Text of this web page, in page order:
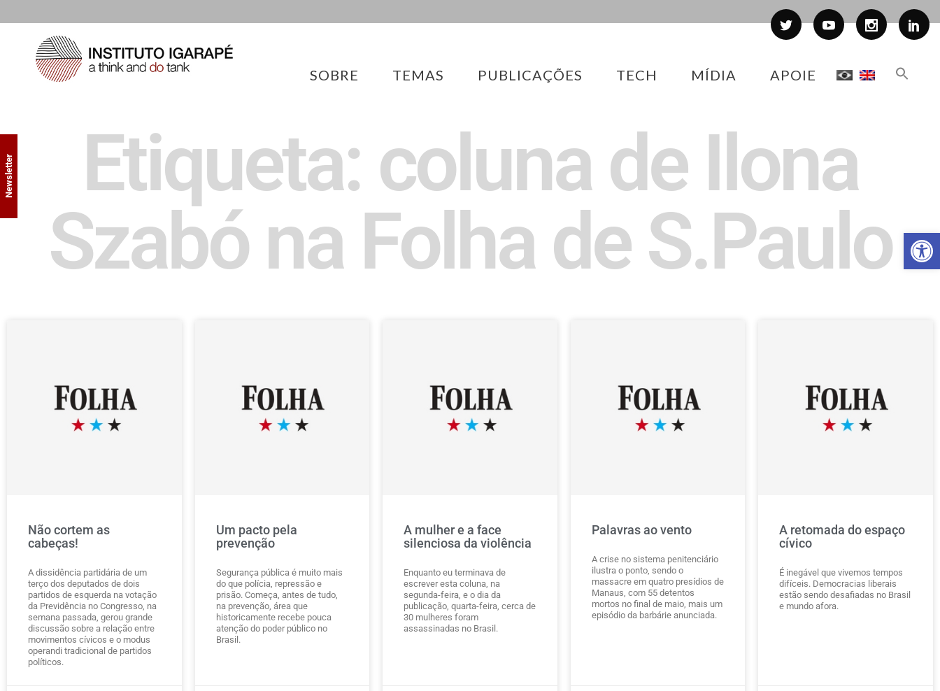
SOBRE TEMAS PUBLICAÇÕES TECH MÍDIA APOIE
Etiqueta: coluna de Ilona
Szabó na Folha de S.Paulo
Não cortem as
cabeças!
A dissidência partidária de um
terço dos deputados de dois
partidos de esquerda na votação
da Previdência no Congresso, na
semana passada, gerou grande
discussão sobre a relação entre
movimentos cívicos e o modus
operandi tradicional de partidos
políticos.
Um pacto pela
prevenção
Segurança pública é muito mais
do que polícia, repressão e
prisão. Começa, antes de tudo,
na prevenção, área que
historicamente recebe pouca
atenção do poder público no
Brasil.
A mulher e a face
silenciosa da violência
Enquanto eu terminava de
escrever esta coluna, na
segunda-feira, e o dia da
publicação, quarta-feira, cerca de
30 mulheres foram
assassinadas no Brasil.
Palavras ao vento
A crise no sistema penitenciário
ilustra o ponto, sendo o
massacre em quatro presídios de
Manaus, com 55 detentos
mortos no final de maio, mais um
episódio da barbárie anunciada.
A retomada do espaço
cívico
É inegável que vivemos tempos
difíceis. Democracias liberais
estão sendo desafiadas no Brasil
e mundo afora.
Newsletter